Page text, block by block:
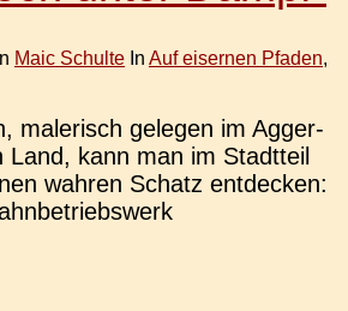
Maic Schulte In Auf eisernen Pfaden,
male­risch gele­gen im Agger­
Land, kann man im Stadt­teil
wahren Schatz ent­de­cken: